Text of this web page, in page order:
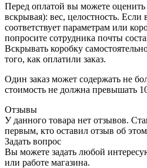
Перед оплатой вы можете оценить
вскрывая): вес, целостность. Если
соответствует параметрам или
попросите сотрудника почты
Вскрывать коробку
того, как оплатили заказ.
Один заказ может содержать не
стоимость не должна превышать
Отзывы
У данного товара нет отзывов.
первым, кто оставил отзыв об
Задать вопрос
Вы можете задать любой
или работе магазина.